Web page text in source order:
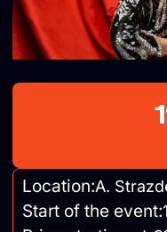
Location:A.
Start of the event: